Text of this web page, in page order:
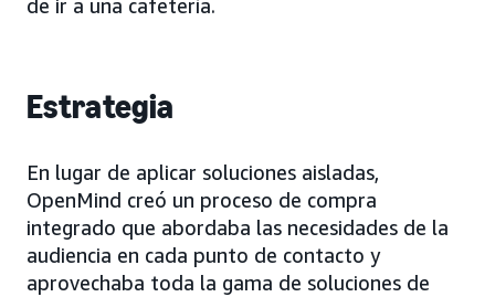
de ir a una cafetería.
Estrategia
En lugar de aplicar soluciones aisladas,
OpenMind creó un proceso de compra
integrado que abordaba las necesidades de la
audiencia en cada punto de contacto y
aprovechaba toda la gama de soluciones de